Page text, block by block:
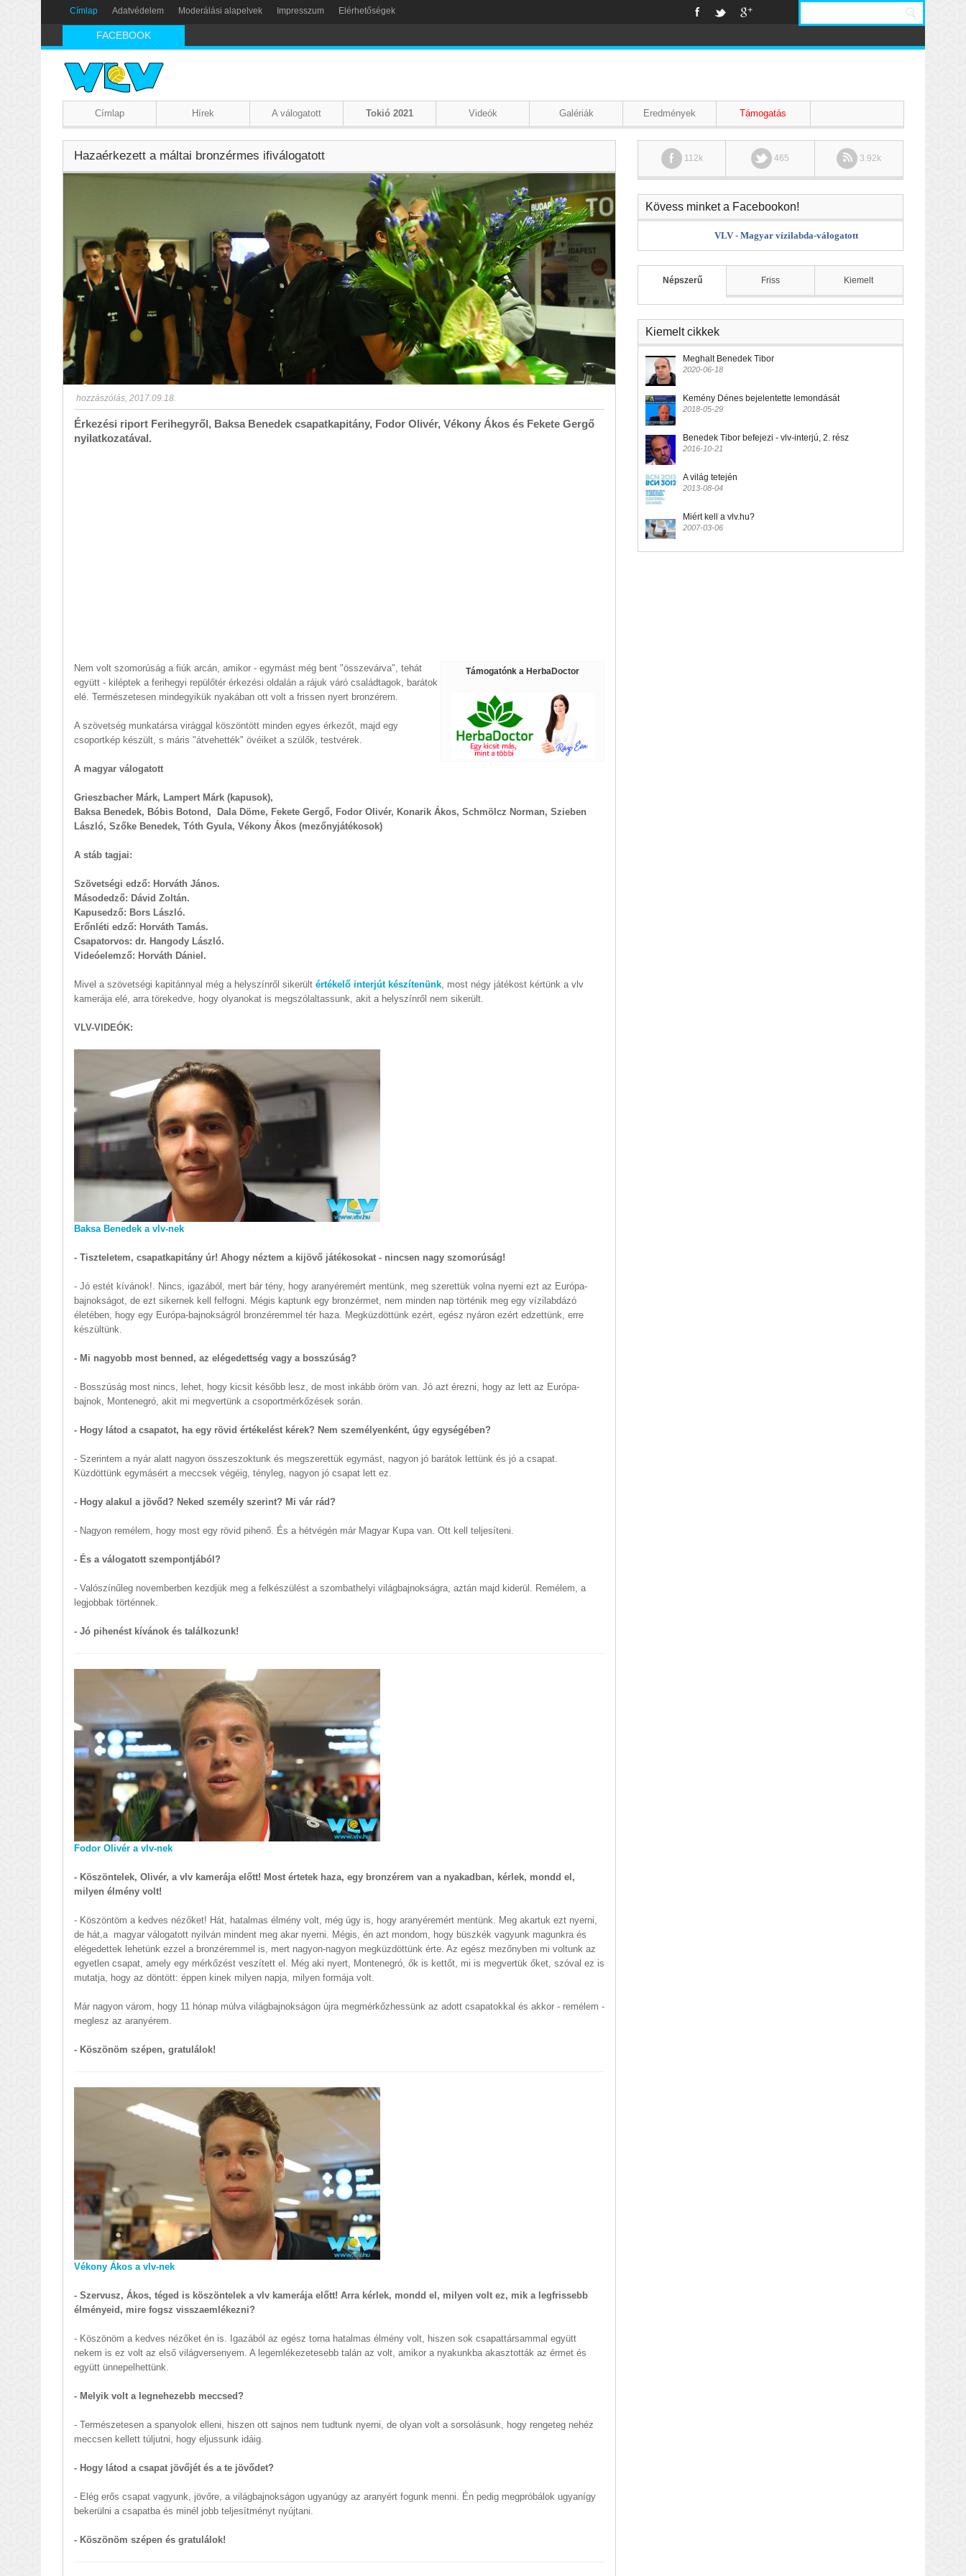
Címlap Adatvédelem Moderálási alapelvek Impresszum Elérhetőségek
FACEBOOK
Címlap Hírek A válogatott Tokió 2021 Videók Galériák Eredmények Támogatás
Hazaérkezett a máltai bronzérmes ifiválogatott
hozzászólás, 2017.09.18.
Érkezési riport Ferihegyről, Baksa Benedek csapatkapitány, Fodor Olivér, Vékony Ákos és Fekete Gergő
nyilatkozatával.
Támogatónk a HerbaDoctor
Nem volt szomorúság a fiúk arcán, amikor - egymást még bent "összevárva", tehát
együtt - kiléptek a ferihegyi repülőtér érkezési oldalán a rájuk váró családtagok, barátok
elé. Természetesen mindegyikük nyakában ott volt a frissen nyert bronzérem.
A szövetség munkatársa virággal köszöntött minden egyes érkezőt, majd egy
csoportkép készült, s máris "átvehették" övéiket a szülők, testvérek.
A magyar válogatott
Grieszbacher Márk, Lampert Márk (kapusok),
Baksa Benedek, Bóbis Botond, Dala Döme, Fekete Gergő, Fodor Olivér, Konarik Ákos, Schmölcz Norman, Szieben
László, Szőke Benedek, Tóth Gyula, Vékony Ákos (mezőnyjátékosok)
A stáb tagjai:
Szövetségi edző: Horváth János.
Másodedző: Dávid Zoltán.
Kapusedző: Bors László.
Erőnléti edző: Horváth Tamás.
Csapatorvos: dr. Hangody László.
Videóelemző: Horváth Dániel.
Mivel a szövetségi kapitánnyal még a helyszínről sikerült értékelő interjút készítenünk, most négy játékost kértünk a vlv
kamerája elé, arra törekedve, hogy olyanokat is megszólaltassunk, akit a helyszínről nem sikerült.
VLV-VIDEÓK:
Baksa Benedek a vlv-nek
- Tiszteletem, csapatkapitány úr! Ahogy néztem a kijövő játékosokat - nincsen nagy szomorúság!
- Jó estét kívánok!. Nincs, igazából, mert bár tény, hogy aranyéremért mentünk, meg szerettük volna nyerni ezt az Európa-
bajnokságot, de ezt sikernek kell felfogni. Mégis kaptunk egy bronzérmet, nem minden nap történik meg egy vízilabdázó
életében, hogy egy Európa-bajnokságról bronzéremmel tér haza. Megküzdöttünk ezért, egész nyáron ezért edzettünk, erre
készültünk.
- Mi nagyobb most benned, az elégedettség vagy a bosszúság?
- Bosszúság most nincs, lehet, hogy kicsit később lesz, de most inkább öröm van. Jó azt érezni, hogy az lett az Európa-
bajnok, Montenegró, akit mi megvertünk a csoportmérkőzések során.
- Hogy látod a csapatot, ha egy rövid értékelést kérek? Nem személyenként, úgy egységében?
- Szerintem a nyár alatt nagyon összeszoktunk és megszerettük egymást, nagyon jó barátok lettünk és jó a csapat.
Küzdöttünk egymásért a meccsek végéig, tényleg, nagyon jó csapat lett ez.
- Hogy alakul a jövőd? Neked személy szerint? Mi vár rád?
- Nagyon remélem, hogy most egy rövid pihenő. És a hétvégén már Magyar Kupa van. Ott kell teljesíteni.
- És a válogatott szempontjából?
- Valószínűleg novemberben kezdjük meg a felkészülést a szombathelyi világbajnokságra, aztán majd kiderül. Remélem, a
legjobbak történnek.
- Jó pihenést kívánok és találkozunk!
Fodor Olivér a vlv-nek
- Köszöntelek, Olivér, a vlv kamerája előtt! Most értetek haza, egy bronzérem van a nyakadban, kérlek, mondd el,
milyen élmény volt!
- Köszöntöm a kedves nézőket! Hát, hatalmas élmény volt, még úgy is, hogy aranyéremért mentünk. Meg akartuk ezt nyerni,
de hát,a magyar válogatott nyilván mindent meg akar nyerni. Mégis, én azt mondom, hogy büszkék vagyunk magunkra és
elégedettek lehetünk ezzel a bronzéremmel is, mert nagyon-nagyon megküzdöttünk érte. Az egész mezőnyben mi voltunk az
egyetlen csapat, amely egy mérkőzést veszített el. Még aki nyert, Montenegró, ők is kettőt, mi is megvertük őket, szóval ez is
mutatja, hogy az döntött: éppen kinek milyen napja, milyen formája volt.
Már nagyon várom, hogy 11 hónap múlva világbajnokságon újra megmérkőzhessünk az adott csapatokkal és akkor - remélem -
meglesz az aranyérem.
- Köszönöm szépen, gratulálok!
Vékony Ákos a vlv-nek
- Szervusz, Ákos, téged is köszöntelek a vlv kamerája előtt! Arra kérlek, mondd el, milyen volt ez, mik a legfrissebb
élményeid, mire fogsz visszaemlékezni?
- Köszönöm a kedves nézőket én is. Igazából az egész torna hatalmas élmény volt, hiszen sok csapattársammal együtt
nekem is ez volt az első világversenyem. A legemlékezetesebb talán az volt, amikor a nyakunkba akasztották az érmet és
együtt ünnepelhettünk.
- Melyik volt a legnehezebb meccsed?
- Természetesen a spanyolok elleni, hiszen ott sajnos nem tudtunk nyerni, de olyan volt a sorsolásunk, hogy rengeteg nehéz
meccsen kellett túljutni, hogy eljussunk idáig.
- Hogy látod a csapat jövőjét és a te jövődet?
- Elég erős csapat vagyunk, jövőre, a világbajnokságon ugyanúgy az aranyért fogunk menni. Én pedig megpróbálok ugyanígy
bekerülni a csapatba és minél jobb teljesítményt nyújtani.
- Köszönöm szépen és gratulálok!
112k 465 3.92k
Kövess minket a Facebookon!
VLV - Magyar vízilabda-válogatott
Népszerű Friss Kiemelt
Kiemelt cikkek
Meghalt Benedek Tibor
2020-06-18
Kemény Dénes bejelentette lemondását
2018-05-29
Benedek Tibor befejezi - vlv-interjú, 2. rész
2016-10-21
A világ tetején
2013-08-04
Miért kell a vlv.hu?
2007-03-06